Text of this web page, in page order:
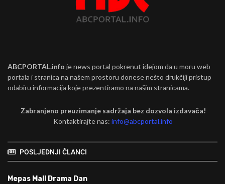
ABCPORTAL.info je news portal pokrenut idejom da u moru web
portala i stranica na našem prostoru donese nešto drukčiji pristup
odabiru informacija koje prezentiramo na našim stranicama.
Zabranjeno preuzimanje sadržaja bez dozvola izdavača!
Kontaktirajte nas:info@abcportal.info
POSLJEDNJI ČLANCI
Mepas Mall Drama Dan